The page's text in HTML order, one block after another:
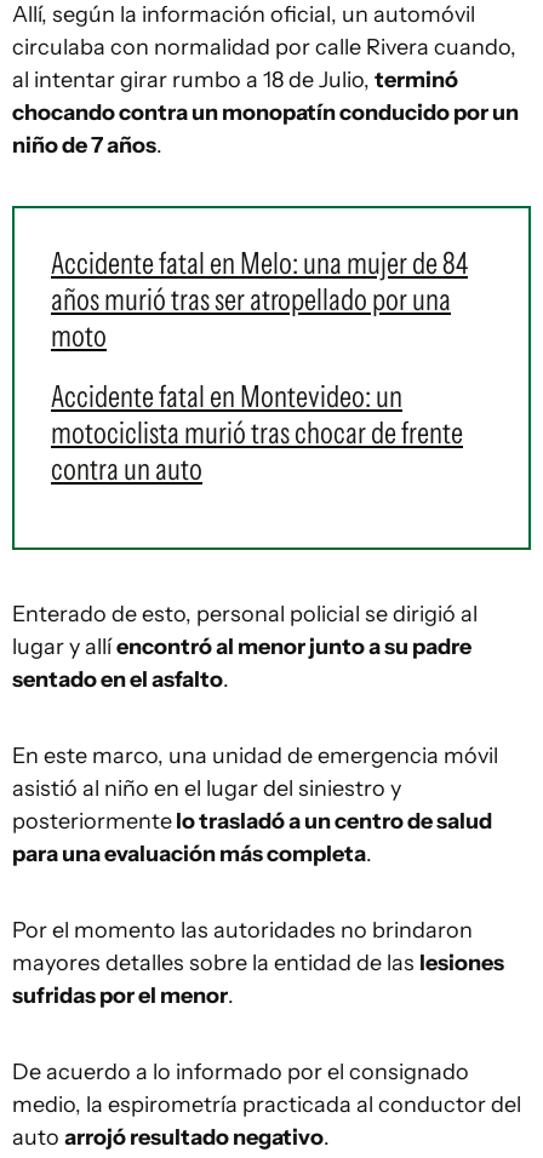
Allí, según la información oficial, un automóvil
circulaba con normalidad por calle Rivera cuando,
al intentar girar rumbo a 18 de Julio, terminó
chocando contra un monopatín conducido por un
niño de 7 años.
Accidente fatal en Melo: una mujer de 84
años murió tras ser atropellado por una
moto
Accidente fatal en Montevideo: un
motociclista murió tras chocar de frente
contra un auto
Enterado de esto, personal policial se dirigió al
lugar y allíencontró al menor junto a su padre
sentado en el asfalto.
En este marco, una unidad de emergencia móvil
asistió al niño en el lugar del siniestro y
posteriormentelo trasladó a un centro de salud
para una evaluación más completa.
Por el momento las autoridades no brindaron
mayores detalles sobre la entidad de las lesiones
sufridas por el menor.
De acuerdo a lo informado por el consignado
medio, la espirometría practicada al conductor del
auto arrojó resultado negativo.